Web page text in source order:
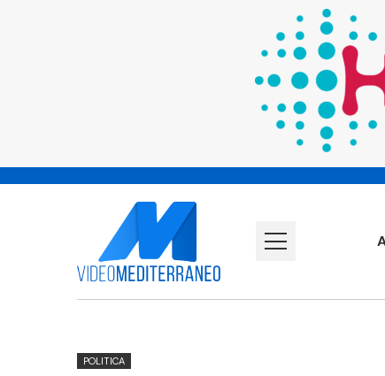
POLITICA